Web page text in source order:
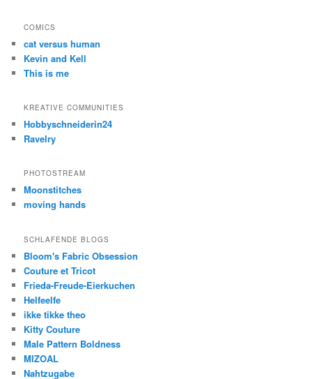
COMICS
cat versus human
Kevin and Kell
This is me
KREATIVE COMMUNITIES
Hobbyschneiderin24
Ravelry
PHOTOSTREAM
Moonstitches
moving hands
SCHLAFENDE BLOGS
Bloom's Fabric Obsession
Couture et Tricot
Frieda-Freude-Eierkuchen
Helfeelfe
ikke tikke theo
Kitty Couture
Male Pattern Boldness
MIZOAL
Nahtzugabe